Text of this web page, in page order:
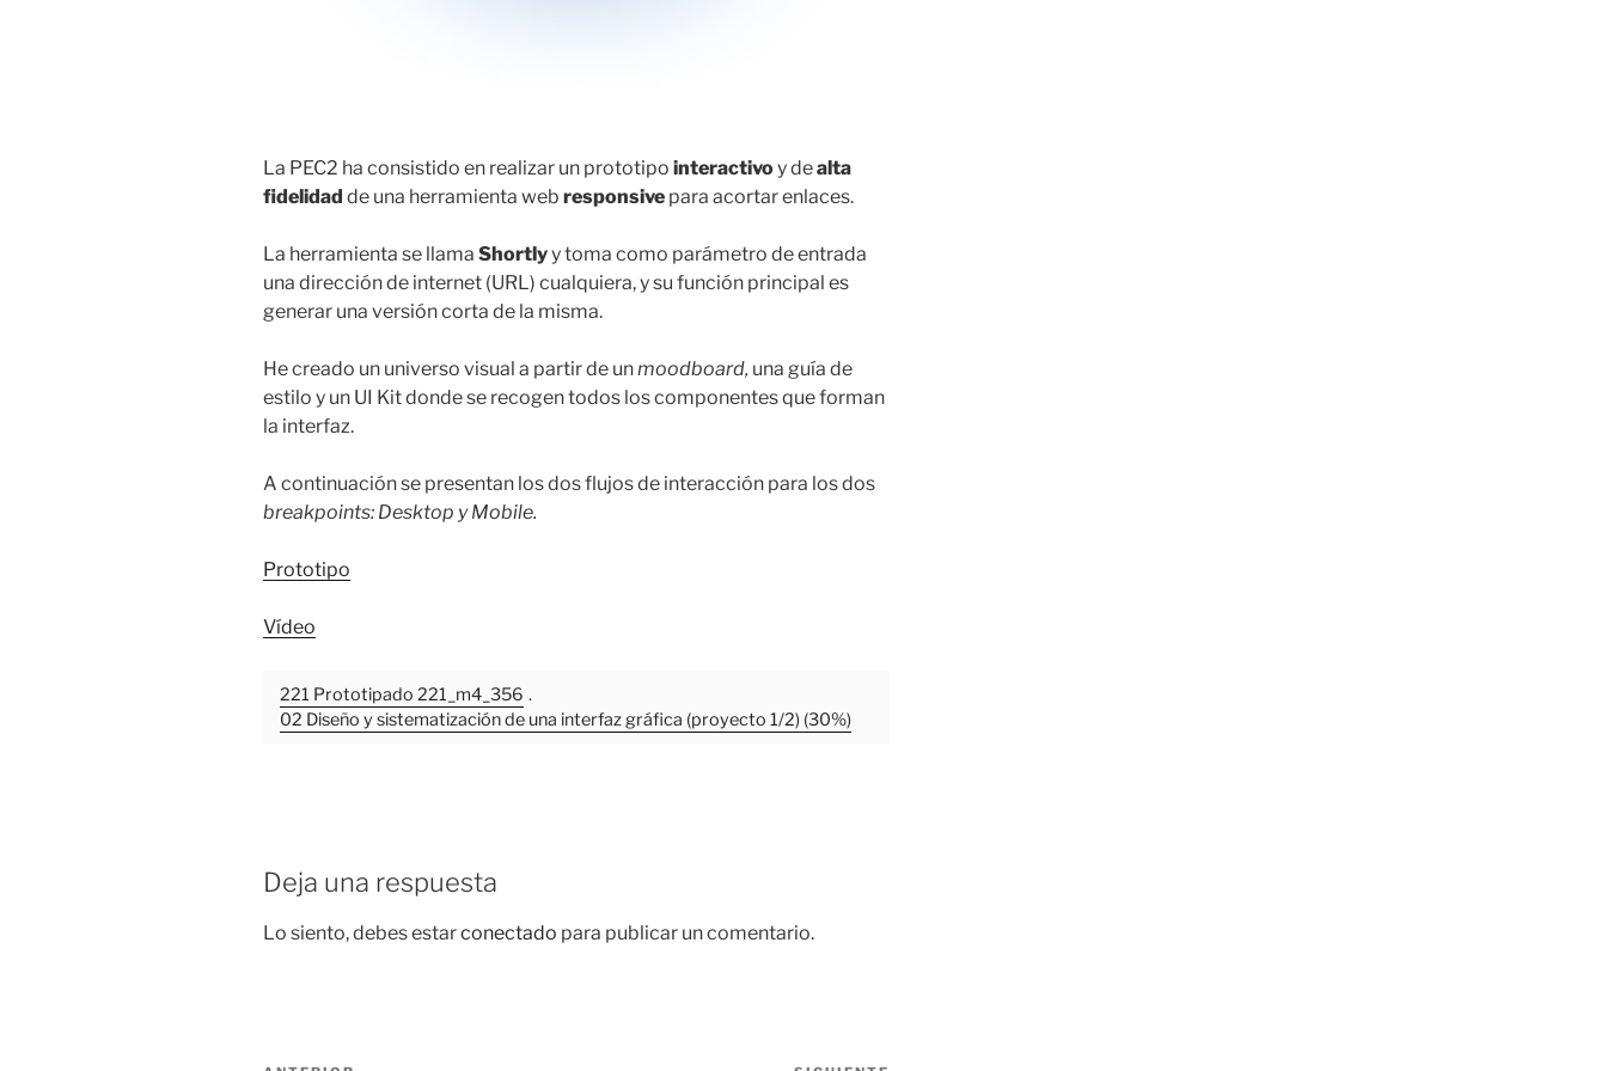
La PEC2 ha consistido en realizar un prototipo interactivoy dealta
fidelidad de una herramienta web responsive para acortar enlaces.
La herramienta se llama Shortlyy toma como parámetro de entrada
una dirección de internet (URL) cualquiera, y su función principal es
generar una versión corta de la misma.
He creado un universo visual a partir de unmoodboard, una guía de
estilo y un UI Kit donde se recogen todos los componentes que forman
la interfaz.
A continuación se presentan los dos flujos de interacción para los dos
breakpoints: Desktop y Mobile.
Prototipo
Vídeo
221 Prototipado 221_m4_356 .
02 Diseño y sistematización de una interfaz gráfica (proyecto 1/2) (30%)
Deja una respuesta
Lo siento, debes estarconectado para publicar un comentario.
Navegación